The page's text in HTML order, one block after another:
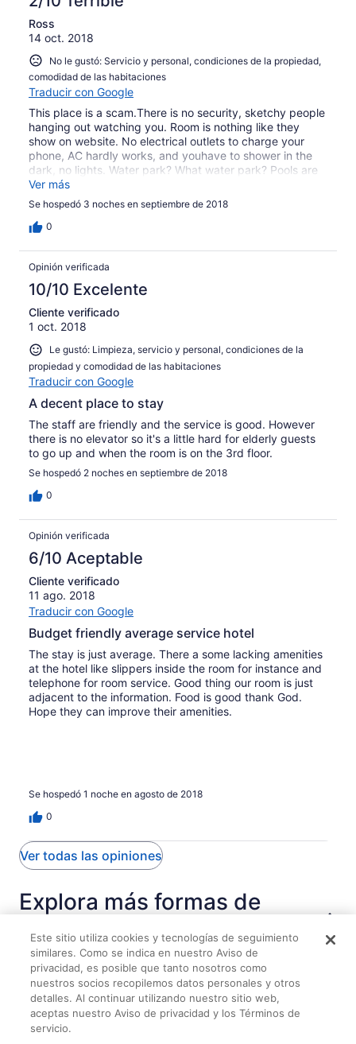
However, I have to give it to the Coffee Shop servers -
they are very accommodating and had given us
excellent service. Lesson learned - I will never book this
hotel again,
Ross
14 oct. 2018
No le gustó: Servicio y personal, condiciones de la propiedad,
comodidad de las habitaciones
Traducir con Google
This place is a scam.There is no security, sketchy people
hanging out watching you. Room is nothing like they
show on website. No electrical outlets to charge your
phone, AC hardly works, and youhave to shower in the
dark, no lights. Water park? What water park? Pools are
all closed, no water slides, the place is a dirty joke. Want
to buy a coke? It takes 10 minutes for them to run
somewhere and get your change and handwritten
receipt, This place is a sham, thanks Orbitz.
Ver más
Se hospedó 3 noches en septiembre de 2018
0
Opinión verificada
10/10 Excelente
Cliente verificado
1 oct. 2018
Le gustó: Limpieza, servicio y personal, condiciones de la
propiedad y comodidad de las habitaciones
Traducir con Google
A decent place to stay
The staff are friendly and the service is good. However
there is no elevator so it's a little hard for elderly guests
to go up and when the room is on the 3rd floor.
Se hospedó 2 noches en septiembre de 2018
0
Opinión verificada
6/10 Aceptable
Cliente verificado
11 ago. 2018
Traducir con Google
Budget friendly average service hotel
The stay is just average. There a some lacking amenities
at the hotel like slippers inside the room for instance and
telephone for room service. Good thing our room is just
adjacent to the information. Food is good thank God.
Hope they can improve their amenities.
Se hospedó 1 noche en agosto de 2018
0
Ver todas las opiniones
Explora más formas de
viajar con Travelocity
HospedajesVuelosAutosPaquetesRentas vacacionales
Reddoorz @ San Antonio Binan Laguna
Este sitio utiliza cookies y tecnologías de seguimiento
similares. Como se indica en nuestro Aviso de
privacidad, es posible que tanto nosotros como
nuestros socios recopilemos datos personales y otros
detalles. Al continuar utilizando nuestro sitio web,
aceptas nuestro Aviso de privacidad y los Términos de
servicio.